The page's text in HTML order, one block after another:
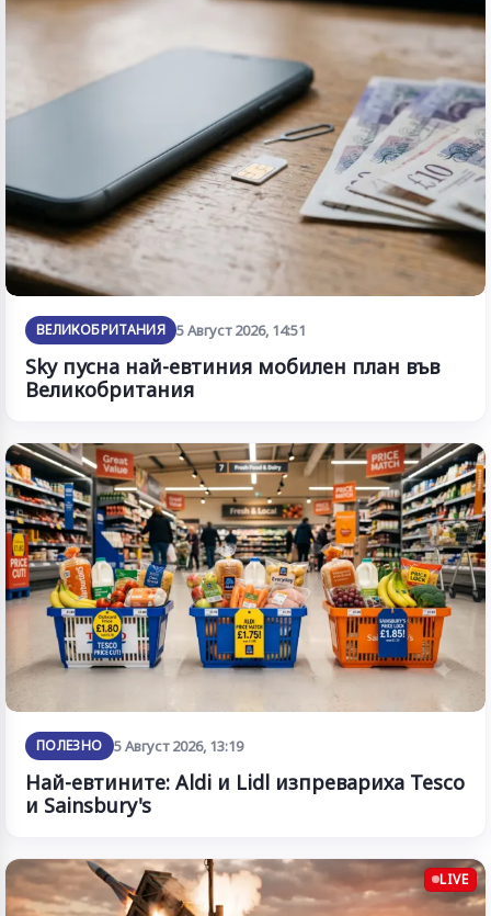
ВЕЛИКОБРИТАНИЯ 5 Август 2026, 14:51
Sky пусна най-евтиния мобилен план във
Великобритания
ПОЛЕЗНО 5 Август 2026, 13:19
Най-евтините: Aldi и Lidl изпревариха Tesco
и Sainsbury's
LIVE